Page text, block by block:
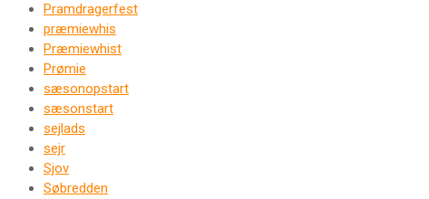
Pramdragerfest
præmiewhis
Præmiewhist
Prømie
sæsonopstart
sæsonstart
sejlads
sejr
Sjov
Søbredden